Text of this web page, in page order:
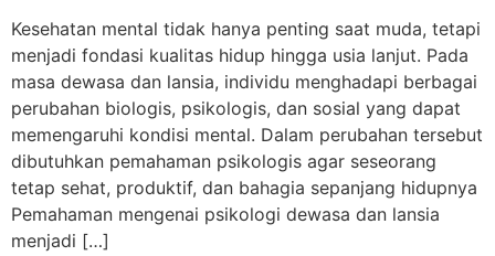
Kesehatan mental tidak hanya penting saat muda, tetapi
menjadi fondasi kualitas hidup hingga usia lanjut. Pada
masa dewasa dan lansia, individu menghadapi berbagai
perubahan biologis, psikologis, dan sosial yang dapat
memengaruhi kondisi mental. Dalam perubahan tersebut
dibutuhkan pemahaman psikologis agar seseorang
tetap sehat, produktif, dan bahagia sepanjang hidupnya
Pemahaman mengenai psikologi dewasa dan lansia
menjadi […]